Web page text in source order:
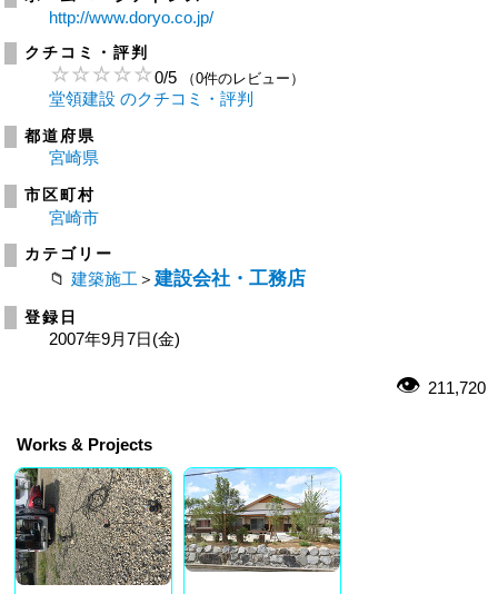
http://www.doryo.co.jp/
クチコミ・評判
0/5 （0件のレビュー）
堂領建設 のクチコミ・評判
都道府県
宮崎県
市区町村
宮崎市
カテゴリー
建築施工 ＞ 建設会社・工務店
登録日
2007年9月7日(金)
211,720
Works & Projects